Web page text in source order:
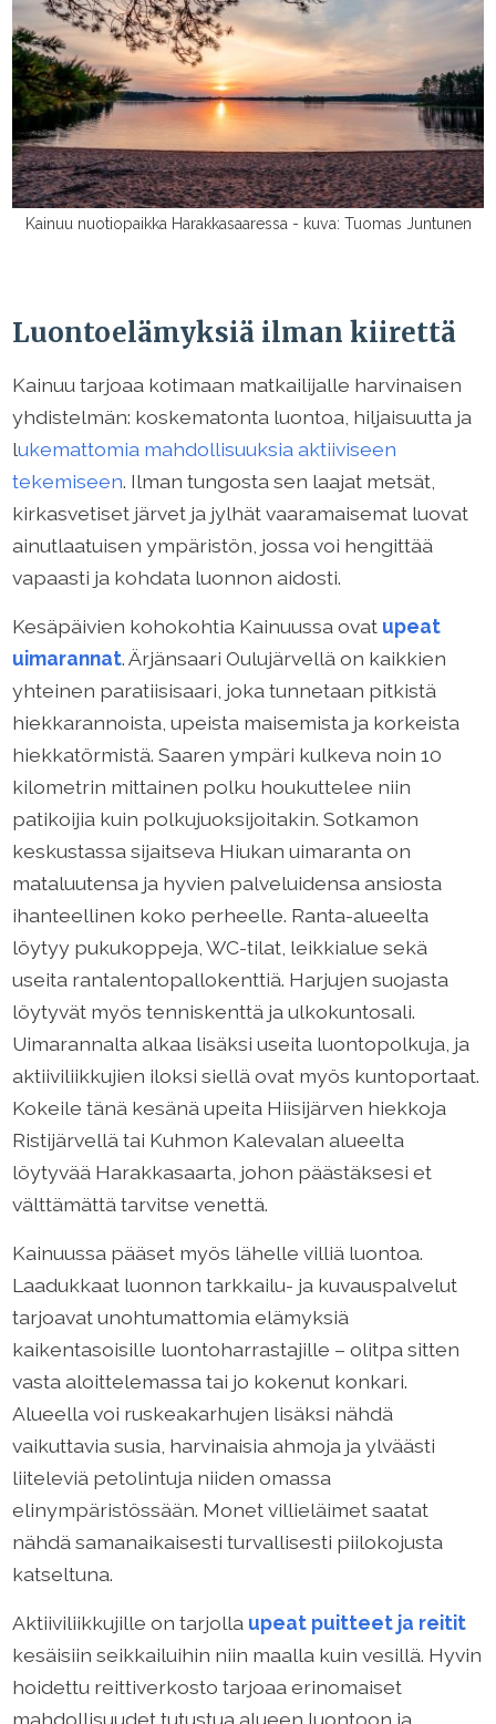
Kainuu nuotiopaikka Harakkasaaressa - kuva: Tuomas Juntunen
Luontoelämyksiä ilman kiirettä
Kainuu tarjoaa kotimaan matkailijalle harvinaisen
yhdistelmän: koskematonta luontoa, hiljaisuutta ja
lukemattomia mahdollisuuksia aktiiviseen
tekemiseen. Ilman tungosta sen laajat metsät,
kirkasvetiset järvet ja jylhät vaaramaisemat luovat
ainutlaatuisen ympäristön, jossa voi hengittää
vapaasti ja kohdata luonnon aidosti.
Kesäpäivien kohokohtia Kainuussa ovat upeat
uimarannat. Ärjänsaari Oulujärvellä on kaikkien
yhteinen paratiisisaari, joka tunnetaan pitkistä
hiekkarannoista, upeista maisemista ja korkeista
hiekkatörmistä. Saaren ympäri kulkeva noin 10
kilometrin mittainen polku houkuttelee niin
patikoijia kuin polkujuoksijoitakin. Sotkamon
keskustassa sijaitseva Hiukan uimaranta on
mataluutensa ja hyvien palveluidensa ansiosta
ihanteellinen koko perheelle. Ranta-alueelta
löytyy pukukoppeja, WC-tilat, leikkialue sekä
useita rantalentopallokenttiä. Harjujen suojasta
löytyvät myös tenniskenttä ja ulkokuntosali.
Uimarannalta alkaa lisäksi useita luontopolkuja, ja
aktiiviliikkujien iloksi siellä ovat myös kuntoportaat.
Kokeile tänä kesänä upeita Hiisijärven hiekkoja
Ristijärvellä tai Kuhmon Kalevalan alueelta
löytyvää Harakkasaarta, johon päästäksesi et
välttämättä tarvitse venettä.
Kainuussa pääset myös lähelle villiä luontoa.
Laadukkaat luonnon tarkkailu- ja kuvauspalvelut
tarjoavat unohtumattomia elämyksiä
kaikentasoisille luontoharrastajille – olitpa sitten
vasta aloittelemassa tai jo kokenut konkari.
Alueella voi ruskeakarhujen lisäksi nähdä
vaikuttavia susia, harvinaisia ahmoja ja ylväästi
liiteleviä petolintuja niiden omassa
elinympäristössään. Monet villieläimet saatat
nähdä samanaikaisesti turvallisesti piilokojusta
katseltuna.
Aktiiviliikkujille on tarjolla upeat puitteet ja reitit
kesäisiin seikkailuihin niin maalla kuin vesillä. Hyvin
hoidettu reittiverkosto tarjoaa erinomaiset
mahdollisuudet tutustua alueen luontoon ja